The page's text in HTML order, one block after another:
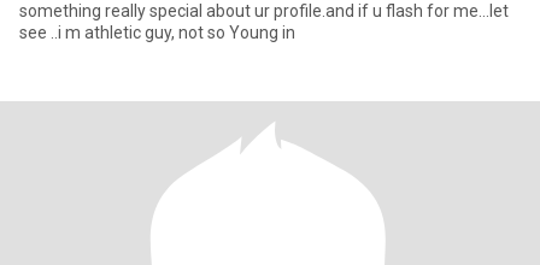
something really special about ur profile.and if u flash for me...let
see ..i m athletic guy, not so Young in